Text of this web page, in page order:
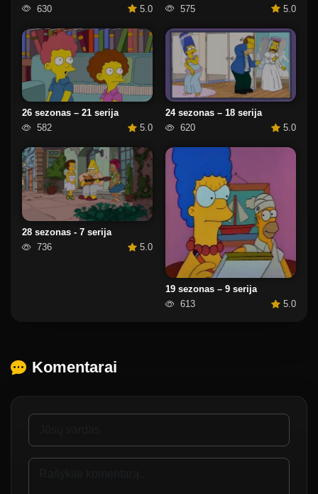
630
5.0
575
5.0
26 sezonas – 21 serija
582
5.0
24 sezonas – 18 serija
620
5.0
28 sezonas - 7 serija
736
5.0
19 sezonas – 9 serija
613
5.0
Komentarai